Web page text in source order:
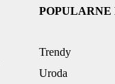
POPULARNE
Trendy
Uroda